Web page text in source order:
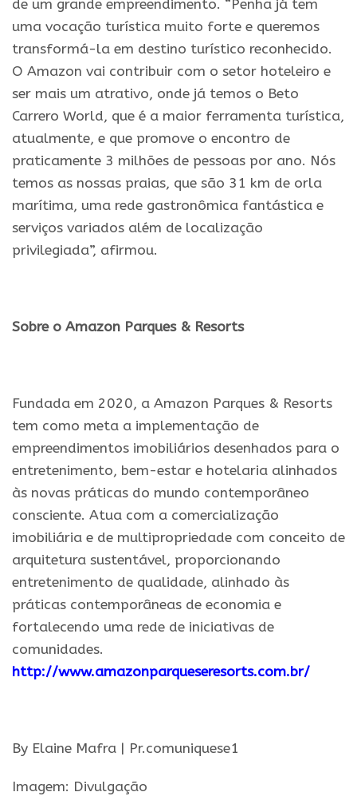
de um grande empreendimento. “Penha já tem
uma vocação turística muito forte e queremos
transformá-la em destino turístico reconhecido.
O Amazon vai contribuir com o setor hoteleiro e
ser mais um atrativo, onde já temos o Beto
Carrero World, que é a maior ferramenta turística,
atualmente, e que promove o encontro de
praticamente 3 milhões de pessoas por ano. Nós
temos as nossas praias, que são 31 km de orla
marítima, uma rede gastronômica fantástica e
serviços variados além de localização
privilegiada”, afirmou.
Sobre o Amazon Parques & Resorts
Fundada em 2020, a Amazon Parques & Resorts
tem como meta a implementação de
empreendimentos imobiliários desenhados para o
entretenimento, bem-estar e hotelaria alinhados
às novas práticas do mundo contemporâneo
consciente. Atua com a comercialização
imobiliária e de multipropriedade com conceito de
arquitetura sustentável, proporcionando
entretenimento de qualidade, alinhado às
práticas contemporâneas de economia e
fortalecendo uma rede de iniciativas de
comunidades.
http://www.amazonparqueseresorts.com.br/
By Elaine Mafra | Pr.comuniquese1
Imagem: Divulgação